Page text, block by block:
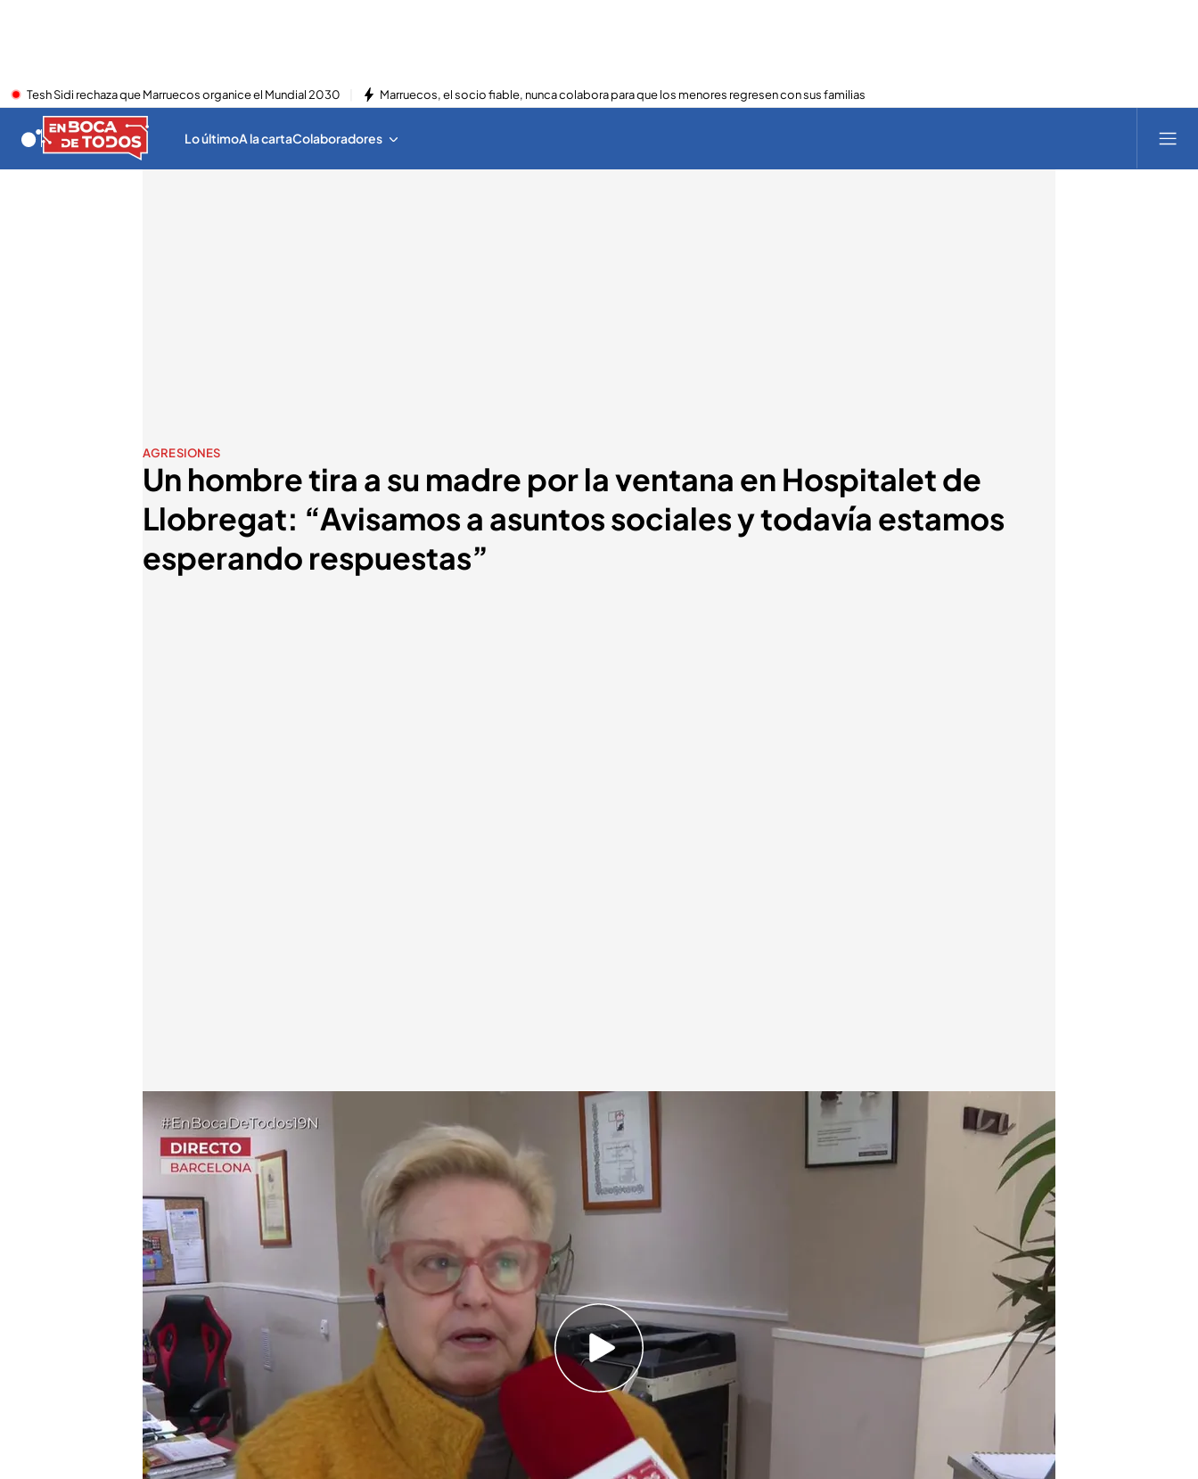
Tesh Sidi rechaza que Marruecos organice el Mundial 2030 Marruecos, el socio fiable, nunca colabora para que los menores regresen con sus familias
Lo últimoA la cartaColaboradores
AGRESIONES
Un hombre tira a su madre por la ventana en Hospitalet de
Llobregat: “Avisamos a asuntos sociales y todavía estamos
esperando respuestas”
En boca de todos
19 NOV 2025 - 12:26h.
Los vecinos aseguran que Neus era víctima de maltrato por parte de su
hijo con una enfermedad mental
El tirón mortal de Carmelina: Matan a una mujer de 89 años para
robarle una cruz de bisutería de 2€
Compartir
Los Mossos d´Esquadra investigan lamuerte de Neus , unaanciana
Hospitalet de Llobregat (Barcelona)
que falleció la noche del lunes al